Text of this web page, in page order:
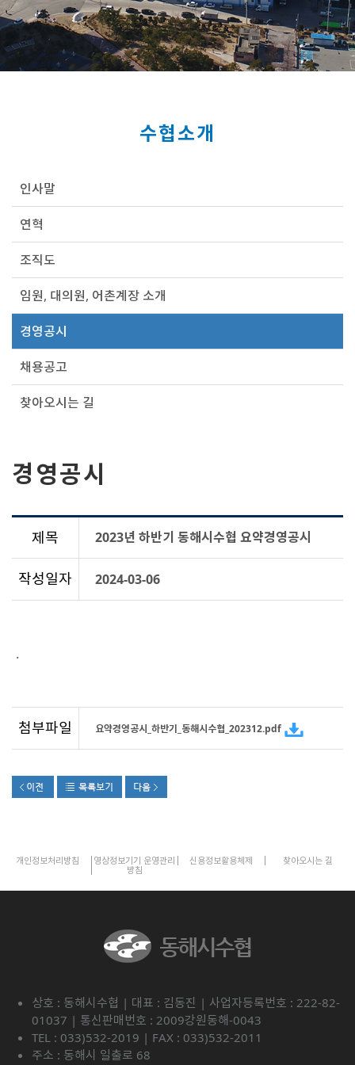
수협소개
인사말
연혁
조직도
임원, 대의원, 어촌계장 소개
경영공시
채용공고
찾아오시는 길
경영공시
제목 2023년 하반기 동해시수협 요약경영공시
작성일자 2024-03-06
.
첨부파일 요약경영공시_하반기_동해시수협_202312.pdf
개인정보처리방침
영상정보기기 운영관리
방침
신용정보활용체제 찾아오시는 길
상호 : 동해시수협 | 대표 : 김동진 | 사업자등록번호 : 222-82-
01037 | 통신판매번호 : 2009강원동해-0043
TEL : 033)532-2019 | FAX : 033)532-2011
주소 : 동해시 일출로 68